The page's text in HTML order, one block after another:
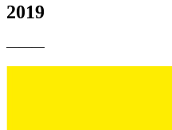
2019
———